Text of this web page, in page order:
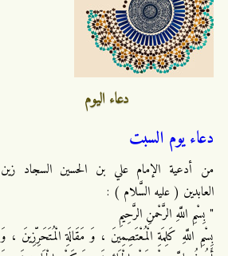
دعاء اليوم
دعاء يوم السبت
من أدعية الإمام علي بن الحسين السجاد زين
العابدين ( عليه السَّلام ) :
" بِسْمِ اللَّهِ الرَّحْمنِ الرَّحِيمِ
بِسْمِ اللَّهِ كَلِمَةِ الْمُعْتَصِمِينَ ، وَ مَقَالَةِ الْمُتَحَرِّزِينَ ، وَ